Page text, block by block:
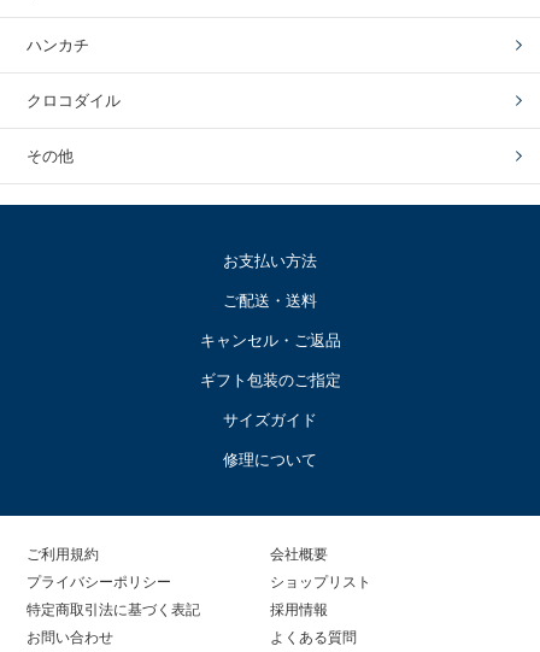
ハンカチ
クロコダイル
その他
お支払い方法
ご配送・送料
キャンセル・ご返品
ギフト包装のご指定
サイズガイド
修理について
ご利用規約
プライバシーポリシー
特定商取引法に基づく表記
お問い合わせ
会社概要
ショップリスト
採用情報
よくある質問